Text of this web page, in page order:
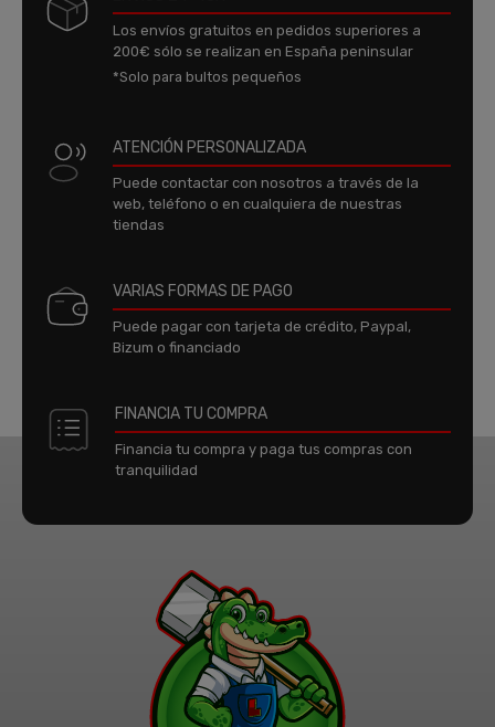
Los envíos gratuitos en pedidos superiores a
200€ sólo se realizan en España peninsular
*Solo para bultos pequeños
ATENCIÓN PERSONALIZADA
Puede contactar con nosotros a través de la
web, teléfono o en cualquiera de nuestras
tiendas
VARIAS FORMAS DE PAGO
Puede pagar con tarjeta de crédito, Paypal,
Bizum o financiado
FINANCIA TU COMPRA
Financia tu compra y paga tus compras con
tranquilidad